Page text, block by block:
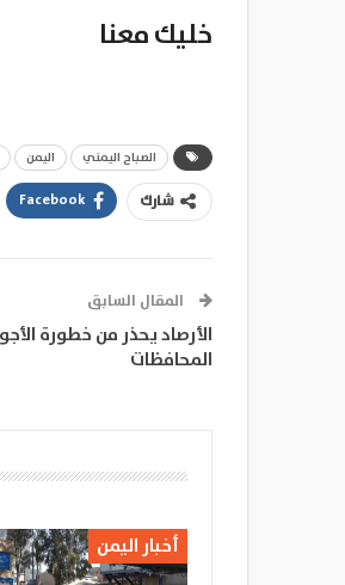
خليك معنا
الصباح اليمني اليمن
شارك Facebook
المقال السابق
الأرصاد يحذر من خطورة
المحافظات
أخبار اليمن